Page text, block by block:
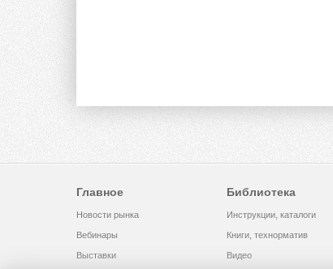
Главное
Новости рынка
Вебинары
Выставки
Библиотека
Инструкции, каталоги
Книги, технорматив
Видео